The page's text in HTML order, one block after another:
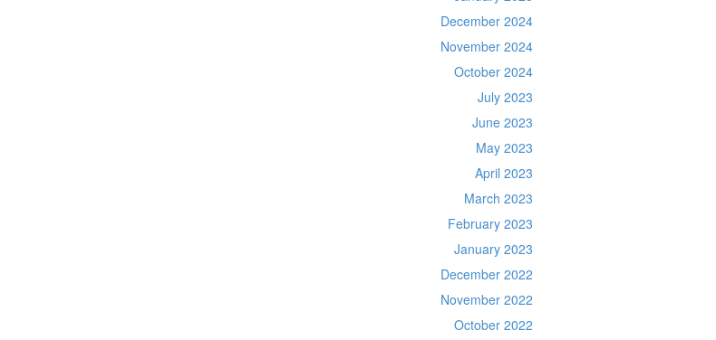
December 2024
November 2024
October 2024
July 2023
June 2023
May 2023
April 2023
March 2023
February 2023
January 2023
December 2022
November 2022
October 2022